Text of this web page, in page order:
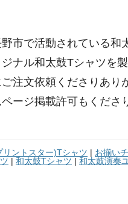
市で活動されている和
ナル和太鼓Tシャツを
注文依頼くださりあり
ページ掲載許可もくださ
リントスター)Tシャツ | お揃い
| 和太鼓Tシャツ | 和太鼓演奏